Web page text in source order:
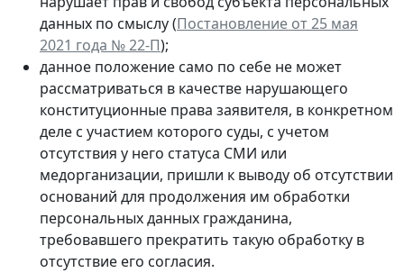
данных по смыслу (Постановление от 25 мая
2021 года № 22-П);
данное положение само по себе не может
рассматриваться в качестве нарушающего
конституционные права заявителя, в конкретном
деле с участием которого суды, с учетом
отсутствия у него статуса СМИ или
медорганизации, пришли к выводу об отсутствии
оснований для продолжения им обработки
персональных данных гражданина,
требовавшего прекратить такую обработку в
отсутствие его согласия.